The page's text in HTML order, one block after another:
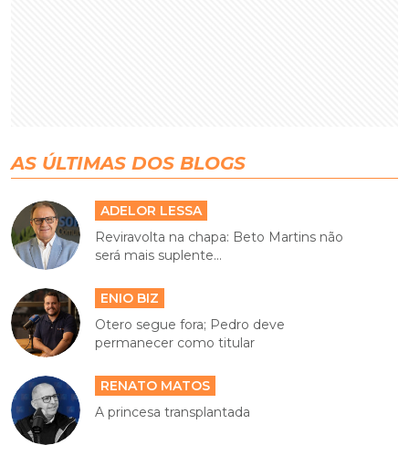
AS ÚLTIMAS DOS BLOGS
ADELOR LESSA
Reviravolta na chapa: Beto Martins não
será mais suplente...
ENIO BIZ
Otero segue fora; Pedro deve
permanecer como titular
RENATO MATOS
A princesa transplantada